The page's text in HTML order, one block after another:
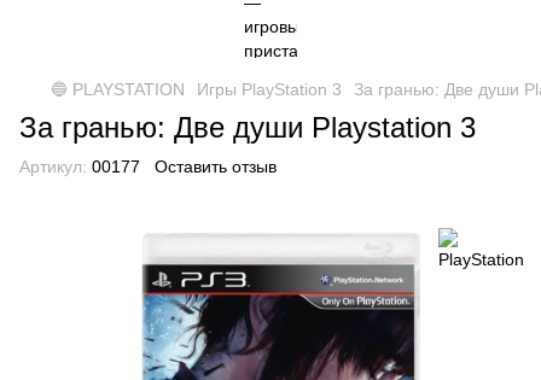
🔵 PLAYSTATION Игры PlayStation 3 За гранью: Две души
За гранью: Две души Playstation 3
Артикул: 00177 Оставить отзыв